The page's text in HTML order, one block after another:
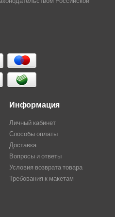
Информация
Личный кабинет
Способы оплаты
Доставка
Вопросы и ответы
Условия возврата товара
Требования к макетам